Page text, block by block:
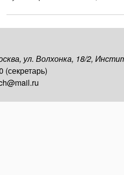
ул. Волхонка, 18/2,
(секретарь)